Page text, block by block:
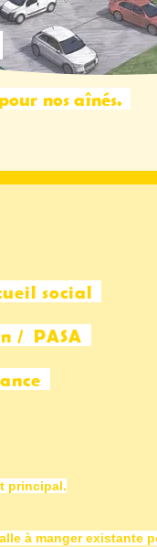
nos aînés.
principal.
à manger existante
social
/ PASA